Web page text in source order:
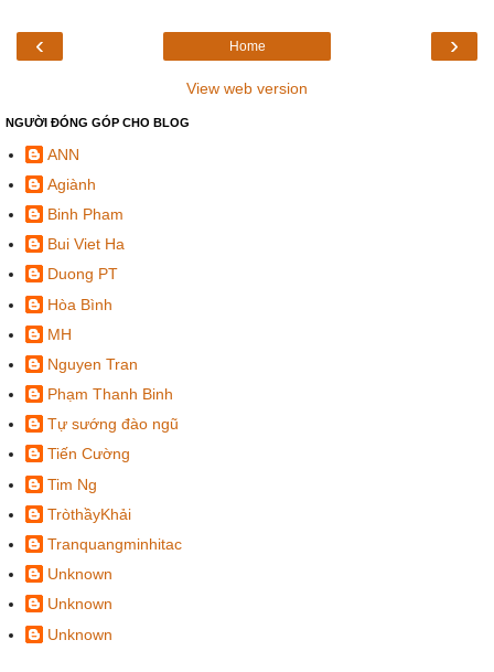
‹ ›
Home
View web version
NGƯỜI ĐÓNG GÓP CHO BLOG
ANN
Agiành
Binh Pham
Bui Viet Ha
Duong PT
Hòa Bình
MH
Nguyen Tran
Phạm Thanh Binh
Tự sướng đào ngũ
Tiến Cường
Tim Ng
TròthầyKhải
Tranquangminhitac
Unknown
Unknown
Unknown